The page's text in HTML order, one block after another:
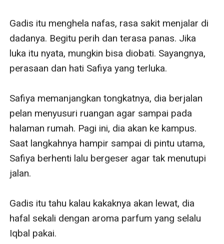
Gadis itu menghela nafas, rasa sakit menjalar di
dadanya. Begitu perih dan terasa panas. Jika
luka itu nyata, mungkin bisa diobati. Sayangnya,
perasaan dan hati Safiya yang terluka.
Safiya memanjangkan tongkatnya, dia berjalan
pelan menyusuri ruangan agar sampai pada
halaman rumah. Pagi ini, dia akan ke kampus.
Saat langkahnya hampir sampai di pintu utama,
Safiya berhenti lalu bergeser agar tak menutupi
jalan.
Gadis itu tahu kalau kakaknya akan lewat, dia
hafal sekali dengan aroma parfum yang selalu
Iqbal pakai.